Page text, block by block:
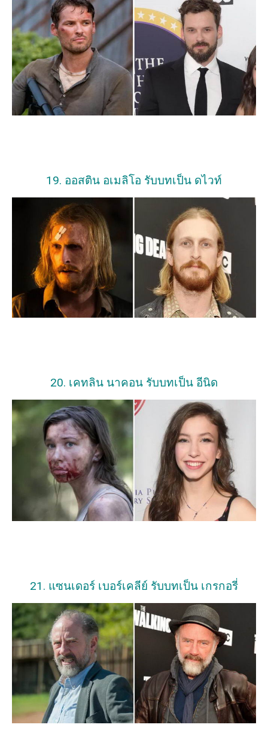
19. ออสติน อเมลิโอ รับบทเป็น ดไวท์
20. เคทลิน นาคอน รับบทเป็น อีนิด
21. แซนเดอร์ เบอร์เคลีย์ รับบทเป็น เกรกอรี่